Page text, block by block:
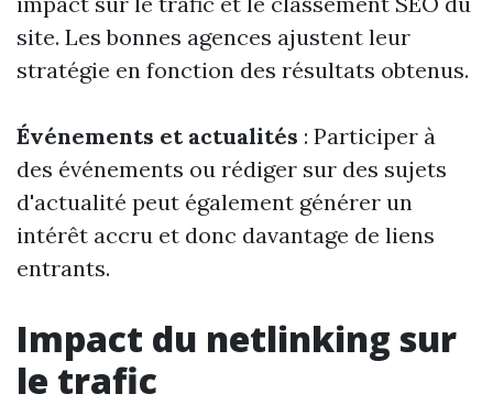
site. Les bonnes agences ajustent leur
stratégie en fonction des résultats obtenus.
Événements et actualités : Participer à
des événements ou rédiger sur des sujets
d'actualité peut également générer un
intérêt accru et donc davantage de liens
entrants.
Impact du netlinking sur
le trafic